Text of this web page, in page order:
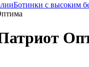
Ботинки с высоким